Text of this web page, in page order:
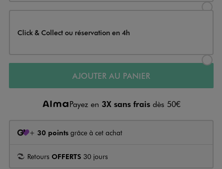
Click & Collect ou réservation en 4h
AJOUTER AU PANIER
Payez en 3X sans frais dès 50€
+ 30 points grâce à cet achat
Retours OFFERTS 30 jours